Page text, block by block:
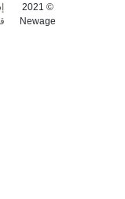
Newage
إشعار
قانوني